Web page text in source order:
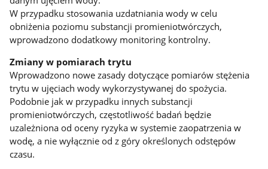
W przypadku stosowania uzdatniania wody w celu
obniżenia poziomu substancji promieniotwórczych,
wprowadzono dodatkowy monitoring kontrolny.
Zmiany w pomiarach trytu
Wprowadzono nowe zasady dotyczące pomiarów stężenia
trytu w ujęciach wody wykorzystywanej do spożycia.
Podobnie jak w przypadku innych substancji
promieniotwórczych, częstotliwość badań będzie
uzależniona od oceny ryzyka w systemie zaopatrzenia w
wodę, a nie wyłącznie od z góry określonych odstępów
czasu.